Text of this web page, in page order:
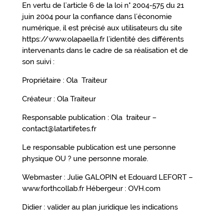
En vertu de l’article 6 de la loi n° 2004-575 du 21
juin 2004 pour la confiance dans l’économie
numérique, il est précisé aux utilisateurs du site
https://www.olapaella.fr l’identité des différents
intervenants dans le cadre de sa réalisation et de
son suivi :
Propriétaire : Ola Traiteur
Créateur : Ola Traiteur
Responsable publication : Ola traiteur –
contact@latartifetes.fr
Le responsable publication est une personne
physique OU ? une personne morale.
Webmaster : Julie GALOPIN et Edouard LEFORT –
www.forthcollab.fr Hébergeur : OVH.com
Didier : valider au plan juridique les indications